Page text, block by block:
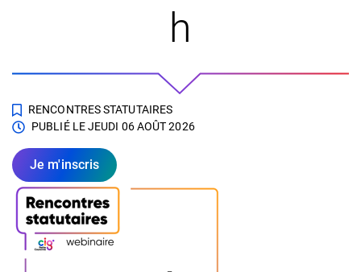
h
RENCONTRES STATUTAIRES
PUBLIÉ LEJEUDI 06 AOÛT 2026
Je m'inscris